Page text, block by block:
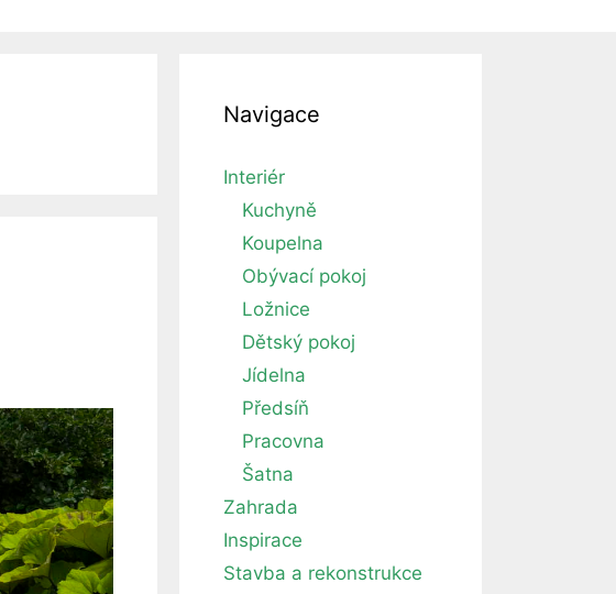
Navigace
Interiér
Kuchyně
Koupelna
Obývací pokoj
Ložnice
Dětský pokoj
Jídelna
Předsíň
Pracovna
Šatna
Zahrada
Inspirace
Stavba a rekonstrukce